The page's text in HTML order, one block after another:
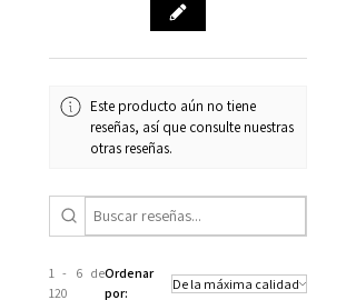
Este producto aún no tiene
reseñas, así que consulte nuestras
otras reseñas.
1 - 6 de
120
Ordenar
por: